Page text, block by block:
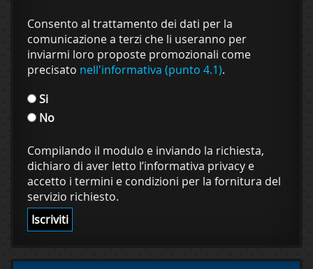
Consento al trattamento dei dati per la
comunicazione a terzi che li useranno per
inviarmi loro proposte promozionali come
precisato nell'informativa (punto 4.1).
Si
No
Compilando il modulo e inviando la richiesta,
dichiaro di aver letto l’informativa privacy e
accetto i termini e condizioni per la fornitura del
servizio richiesto.